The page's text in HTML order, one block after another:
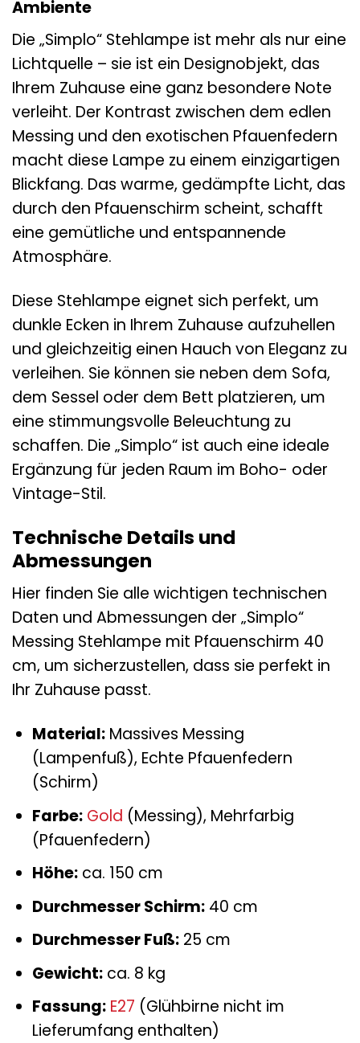
Ambiente
Die „Simplo“ Stehlampe ist mehr als nur eine
Lichtquelle – sie ist ein Designobjekt, das
Ihrem Zuhause eine ganz besondere Note
verleiht. Der Kontrast zwischen dem edlen
Messing und den exotischen Pfauenfedern
macht diese Lampe zu einem einzigartigen
Blickfang. Das warme, gedämpfte Licht, das
durch den Pfauenschirm scheint, schafft
eine gemütliche und entspannende
Atmosphäre.
Diese Stehlampe eignet sich perfekt, um
dunkle Ecken in Ihrem Zuhause aufzuhellen
und gleichzeitig einen Hauch von Eleganz zu
verleihen. Sie können sie neben dem Sofa,
dem Sessel oder dem Bett platzieren, um
eine stimmungsvolle Beleuchtung zu
schaffen. Die „Simplo“ ist auch eine ideale
Ergänzung für jeden Raum im Boho- oder
Vintage-Stil.
Technische Details und
Abmessungen
Hier finden Sie alle wichtigen technischen
Daten und Abmessungen der „Simplo“
Messing Stehlampe mit Pfauenschirm 40
cm, um sicherzustellen, dass sie perfekt in
Ihr Zuhause passt.
Material:Massives Messing
(Lampenfuß), Echte Pfauenfedern
(Schirm)
Farbe: Gold (Messing), Mehrfarbig
(Pfauenfedern)
Höhe:ca. 150 cm
Durchmesser Schirm:40 cm
Durchmesser Fuß:25 cm
Gewicht:ca. 8 kg
Fassung: E27 (Glühbirne nicht im
Lieferumfang enthalten)